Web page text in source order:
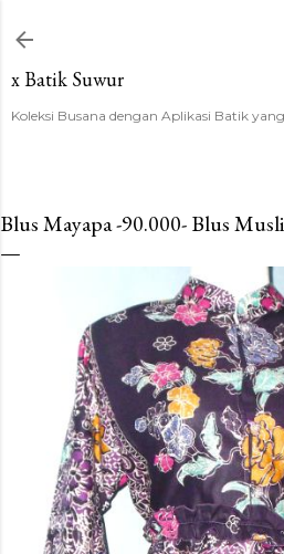
x Batik Suwur
Koleksi Busana dengan Aplikasi Batik
Blus Mayapa -90.000- Blus